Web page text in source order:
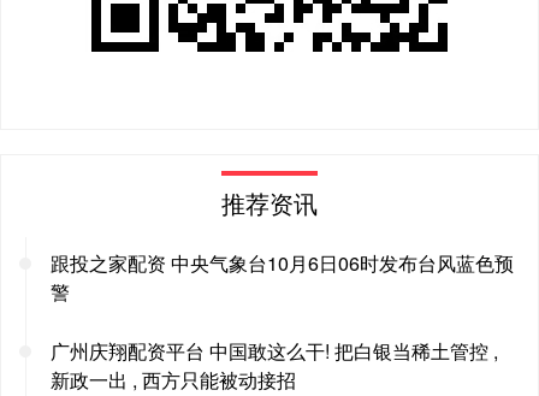
推荐资讯
跟投之家配资 中央气象台10月6日06时发布台风蓝色预
警
广州庆翔配资平台 中国敢这么干! 把白银当稀土管控 ,
新政一出 , 西方只能被动接招